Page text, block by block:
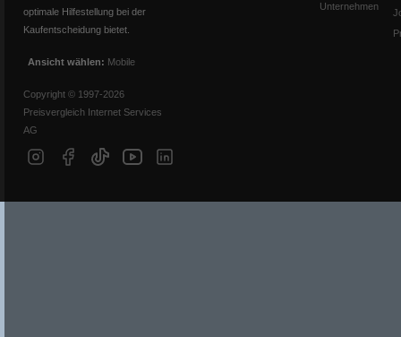
optimale Hilfestellung bei der
Kaufentscheidung bietet.
Ansicht wählen: Mobile
Copyright © 1997-2026
Preisvergleich Internet Services
AG
Unternehmen